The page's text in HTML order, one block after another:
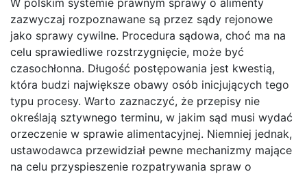
zazwyczaj rozpoznawane są przez sądy rejonowe
jako sprawy cywilne. Procedura sądowa, choć ma na
celu sprawiedliwe rozstrzygnięcie, może być
czasochłonna. Długość postępowania jest kwestią,
która budzi największe obawy osób inicjujących tego
typu procesy. Warto zaznaczyć, że przepisy nie
określają sztywnego terminu, w jakim sąd musi wydać
orzeczenie w sprawie alimentacyjnej. Niemniej jednak,
ustawodawca przewidział pewne mechanizmy mające
na celu przyspieszenie rozpatrywania spraw o